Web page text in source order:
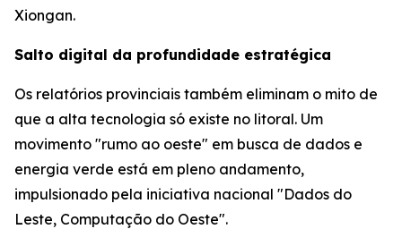
Xiongan.
Salto digital da profundidade estratégica
Os relatórios provinciais também eliminam o mito de
que a alta tecnologia só existe no litoral. Um
movimento "rumo ao oeste" em busca de dados e
energia verde está em pleno andamento,
impulsionado pela iniciativa nacional "Dados do
Leste, Computação do Oeste".